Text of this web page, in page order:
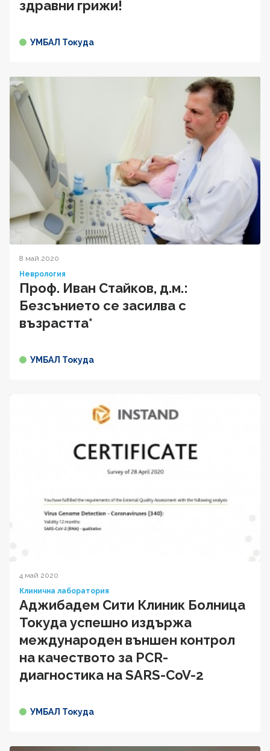
здравни грижи!
УМБАЛ Токуда
8 май 2020
Неврология
Проф. Иван Cтaйкoв, д.м.:
Безсънието се засилва с
възрастта*
УМБАЛ Токуда
4 май 2020
Клинична лаборатория
Аджибадем Сити Клиник Болница
Токуда успешно издържа
международен външен контрол
на качеството за PCR-
диагностика на SARS-CoV-2
УМБАЛ Токуда